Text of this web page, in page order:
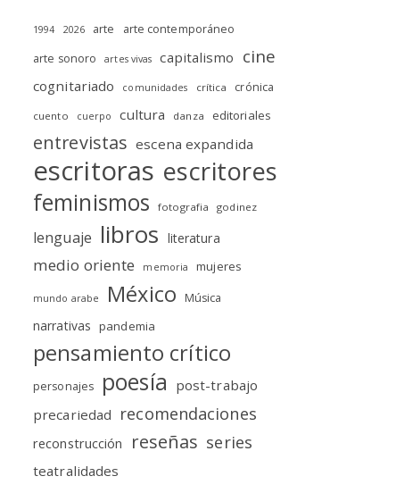
1994 2026 arte
arte contemporáneo
arte sonoro
artes vivas capitalismo cine
cognitariado comunidades crítica crónica
cuento cuerpo cultura danza editoriales
entrevistas escena expandida
escritoras escritores
feminismos fotografia godinez
lenguaje libros literatura
medio oriente memoria mujeres
mundo arabe México Música
narrativas pandemia
pensamiento crítico
personajes poesía post-trabajo
precariedad recomendaciones
reconstrucción reseñas series
teatralidades